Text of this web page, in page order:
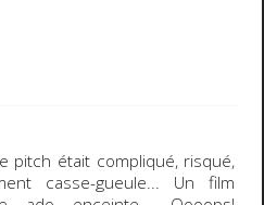
pitch était compliqué, risqué,
casse-gueule... Un film